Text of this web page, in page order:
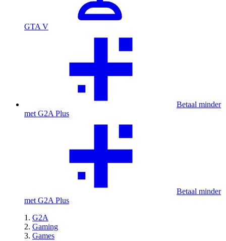
GTA V
Betaal minder
met G2A Plus
Betaal minder
met G2A Plus
G2A
Gaming
Games